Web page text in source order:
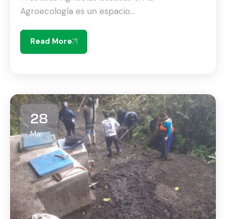
Agroecología es un espacio...
Read More
28
Mar